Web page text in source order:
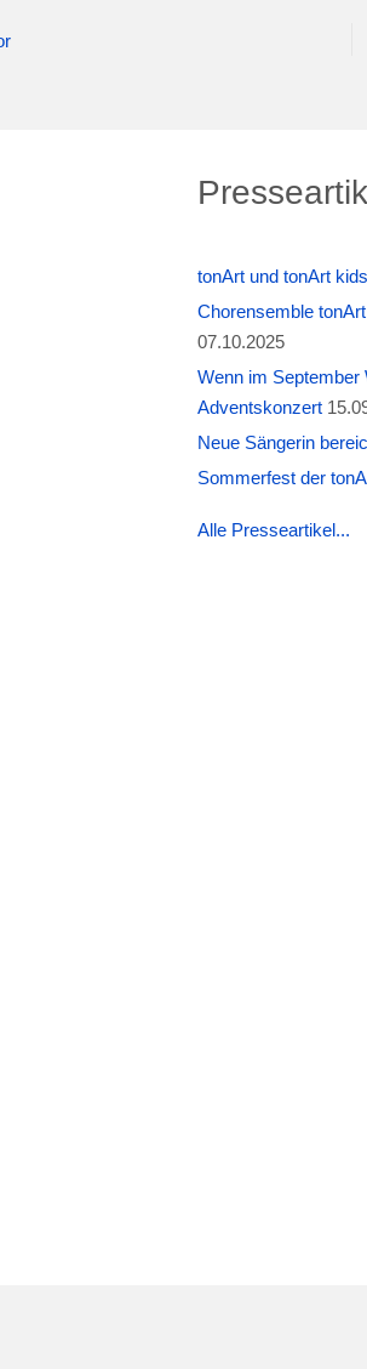
tonArt und tonArt
Chorensemble
07.10.2025
Wenn im September
Adventskonzert
Neue Sängerin
Sommerfest der
Alle Presseartikel...